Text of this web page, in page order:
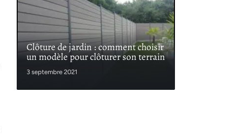
Clôture de jardin : comment choisir
un modèle pour clôturer son terrain
3 septembre 2021